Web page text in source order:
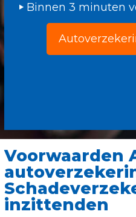
Binnen 3 minuten
Voorwaarden
inzittenden